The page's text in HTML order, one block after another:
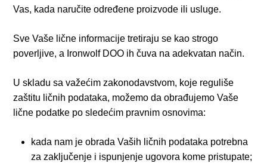
Vas, kada naručite određene proizvode ili usluge.
Sve Vaše lične informacije tretiraju se kao strogo
poverljive, a Ironwolf DOO ih čuva na adekvatan način.
U skladu sa važećim zakonodavstvom, koje reguliše
zaštitu ličnih podataka, možemo da obrađujemo Vaše
lične podatke po sledećim pravnim osnovima:
kada nam je obrada Vaših ličnih podataka potrebna
za zaključenje i ispunjenje ugovora kome pristupate;